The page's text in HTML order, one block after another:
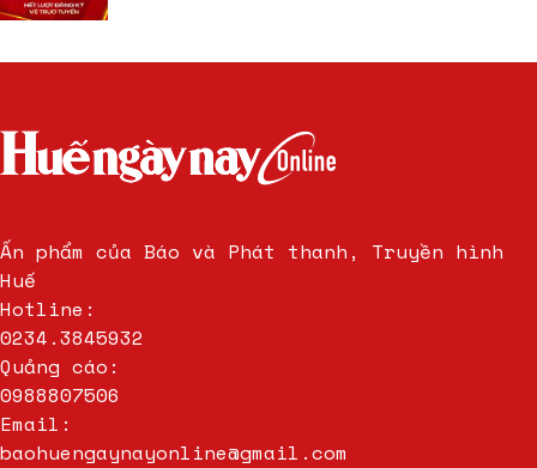
Ấn phẩm của Báo và Phát thanh, Truyền hình
Huế
Hotline:
0234.3845932
Quảng cáo:
0988807506
Email:
baohuengaynayonline@gmail.com